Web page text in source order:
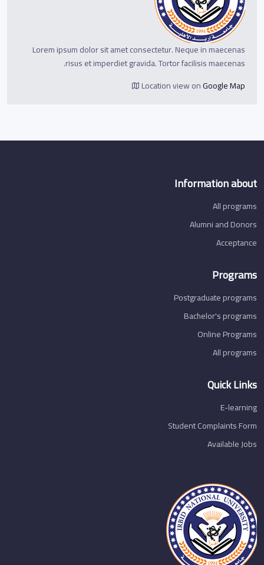
Lorem ipsum dolor sit amet consectetur. Neque in maecenas
risus et imperdiet gravida. Tortor facilisis maecenas.
Location view onGoogle Map
Information about
All programs
Alumni and Donors
Acceptance
Programs
Postgraduate programs
Bachelor's programs
Online Programs
All programs
Quick Links
E-learning
Student Complaints Form
Available Jobs